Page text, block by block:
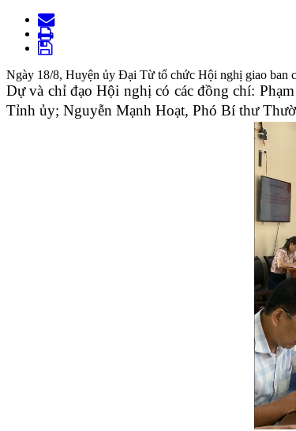
Ngày 18/8, Huyện ủy Đại Từ tổ chức Hội nghị giao ban
Dự và chỉ đạo Hội nghị có các đồng chí:
Tỉnh ủy; Nguyễn Mạnh Hoạt, Phó Bí thư